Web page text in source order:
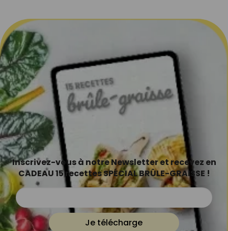
Inscrivez-vous à notre Newsletter et recevez en
CADEAU 15 recettes SPÉCIAL BRÛLE-GRAISSE !
Je télécharge